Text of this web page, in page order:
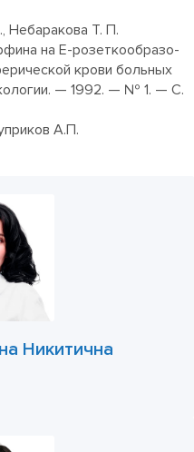
Небаракова Т. П.
на Е-розеткообразо-
крови больных
— 1992. — № 1. — С.
А.П.
Никитична